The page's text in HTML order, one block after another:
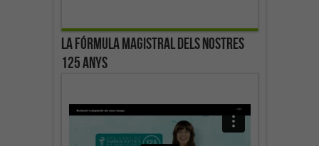
La fórmula magistral dels nostres
125 anys